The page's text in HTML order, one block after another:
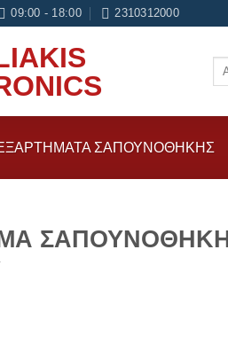
09:00 - 18:00 2310312000
ΣΑΠΟΥΝΟΘΗΚΗΣ